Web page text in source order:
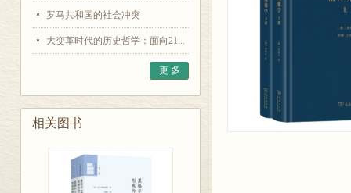
罗马共和国的社会冲突
大变革时代的历史哲学：面向21...
更 多
相关图书